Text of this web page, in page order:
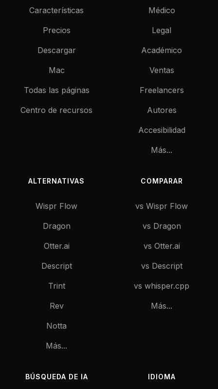
Características
Precios
Descargar
Mac
Todas las páginas
Centro de recursos
Médico
Legal
Académico
Ventas
Freelancers
Autores
Accesibilidad
Más...
ALTERNATIVAS
Wispr Flow
Dragon
Otter.ai
Descript
Trint
Rev
Notta
Más...
COMPARAR
vs Wispr Flow
vs Dragon
vs Otter.ai
vs Descript
vs whisper.cpp
Más...
BÚSQUEDA DE IA IDIOMA